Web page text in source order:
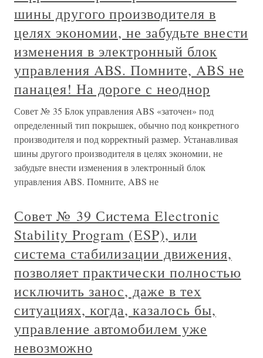
шины другого производителя в
целях экономии, не забудьте внести
изменения в электронный блок
управления ABS. Помните, ABS не
панацея! На дороге с неоднор
Совет № 35 Блок управления ABS «заточен» под
определенный тип покрышек, обычно под конкретного
производителя и под корректный размер. Устанавливая
шины другого производителя в целях экономии, не
забудьте внести изменения в электронный блок
управления ABS. Помните, ABS не
Совет № 39 Система Electronic
Stability Program (ESP), или
система стабилизации движения,
позволяет практически полностью
исключить занос, даже в тех
ситуациях, когда, казалось бы,
управление автомобилем уже
невозможно